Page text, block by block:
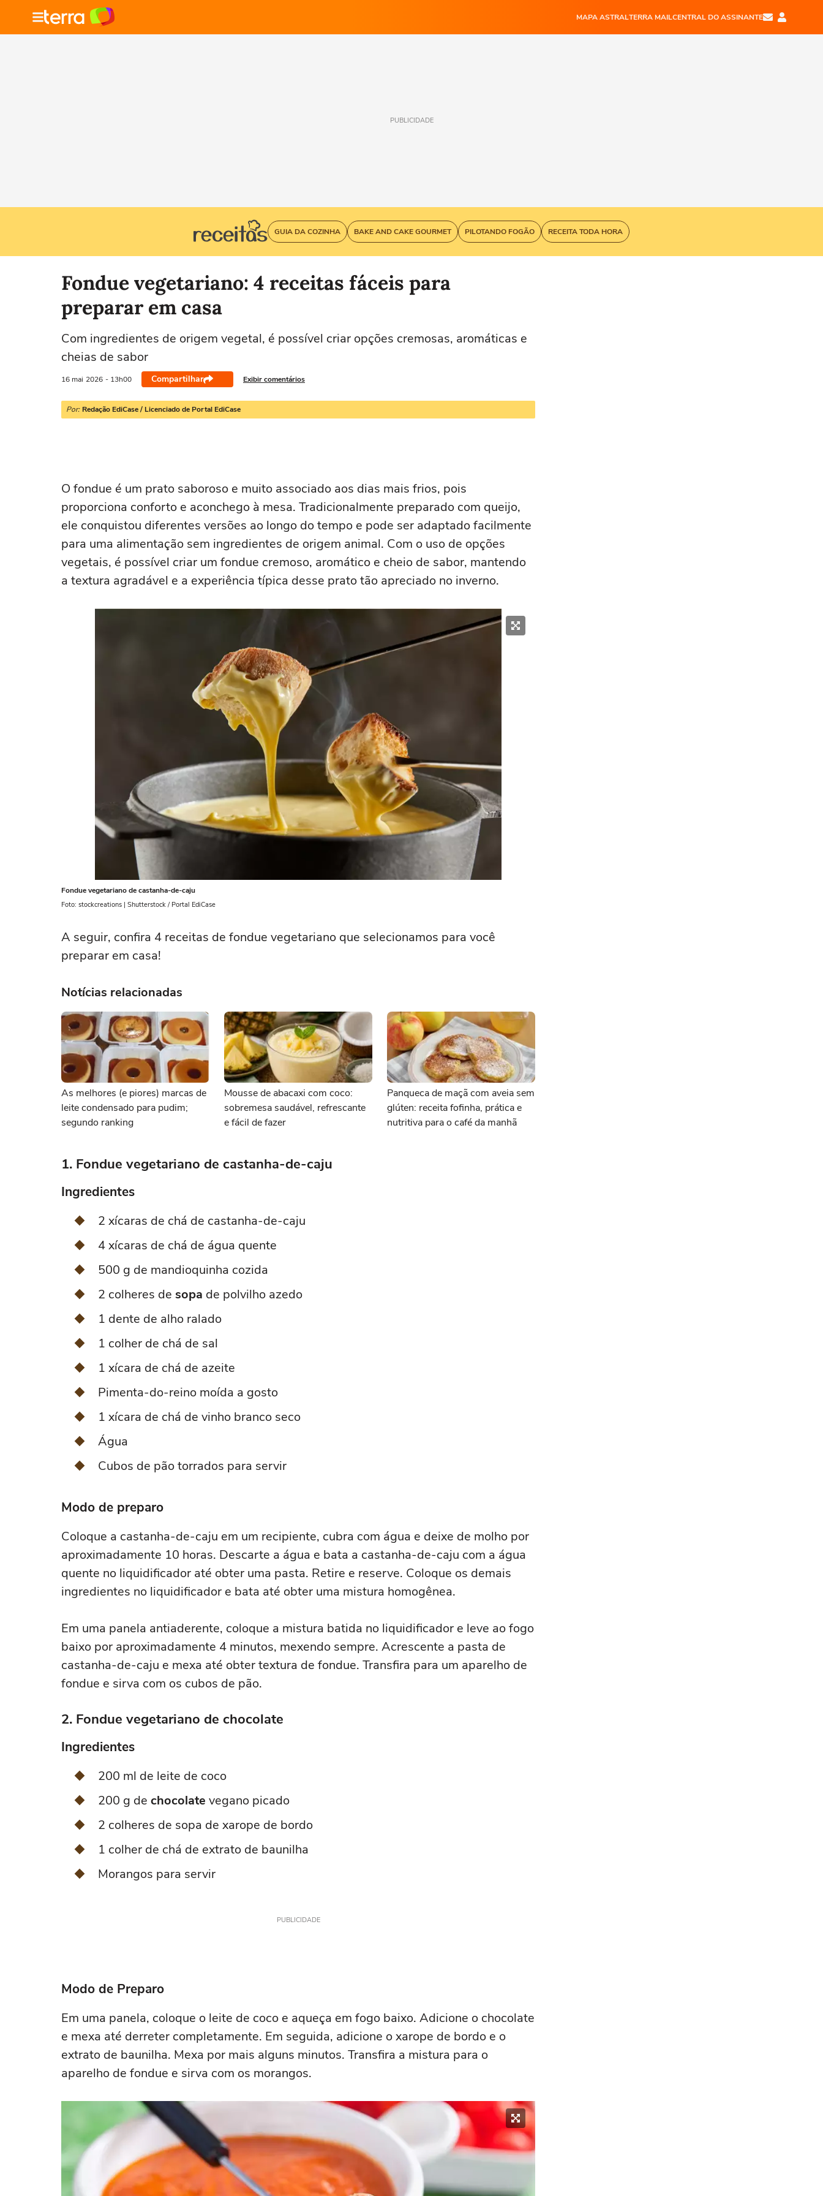
MAPA ASTRALTERRA MAILCENTRAL DO ASSINANTE
PUBLICIDADE
GUIA DA COZINHA BAKE AND CAKE GOURMET PILOTANDO FOGÃO RECEITA TODA HORA
Fondue vegetariano: 4 receitas fáceis para
preparar em casa
Com ingredientes de origem vegetal, é possível criar opções cremosas, aromáticas e
cheias de sabor
16 mai 2026 - 13h00 Compartilhar Exibir comentários
Por: Redação EdiCase / Licenciado de Portal EdiCase
O fondue é um prato saboroso e muito associado aos dias mais frios, pois
proporciona conforto e aconchego à mesa. Tradicionalmente preparado com queijo,
ele conquistou diferentes versões ao longo do tempo e pode ser adaptado facilmente
para uma alimentação sem ingredientes de origem animal. Com o uso de opções
vegetais, é possível criar um fondue cremoso, aromático e cheio de sabor, mantendo
a textura agradável e a experiência típica desse prato tão apreciado no inverno.
Fondue vegetariano de castanha-de-caju
Foto: stockcreations | Shutterstock / Portal EdiCase
A seguir, confira 4 receitas de fondue vegetariano que selecionamos para você
preparar em casa!
Notícias relacionadas
As melhores (e piores) marcas de
leite condensado para pudim;
segundo ranking
Mousse de abacaxi com coco:
sobremesa saudável, refrescante
e fácil de fazer
Panqueca de maçã com aveia sem
glúten: receita fofinha, prática e
nutritiva para o café da manhã
1. Fondue vegetariano de castanha-de-caju
Ingredientes
2 xícaras de chá de castanha-de-caju
4 xícaras de chá de água quente
500 g de mandioquinha cozida
2 colheres de sopa de polvilho azedo
1 dente de alho ralado
1 colher de chá de sal
1 xícara de chá de azeite
Pimenta-do-reino moída a gosto
1 xícara de chá de vinho branco seco
Água
Cubos de pão torrados para servir
Modo de preparo
Coloque a castanha-de-caju em um recipiente, cubra com água e deixe de molho por
aproximadamente 10 horas. Descarte a água e bata a castanha-de-caju com a água
quente no liquidificador até obter uma pasta. Retire e reserve. Coloque os demais
ingredientes no liquidificador e bata até obter uma mistura homogênea.
Em uma panela antiaderente, coloque a mistura batida no liquidificador e leve ao fogo
baixo por aproximadamente 4 minutos, mexendo sempre. Acrescente a pasta de
castanha-de-caju e mexa até obter textura de fondue. Transfira para um aparelho de
fondue e sirva com os cubos de pão.
2. Fondue vegetariano de chocolate
Ingredientes
200 ml de leite de coco
200 g de chocolate vegano picado
2 colheres de sopa de xarope de bordo
1 colher de chá de extrato de baunilha
Morangos para servir
PUBLICIDADE
Modo de Preparo
Em uma panela, coloque o leite de coco e aqueça em fogo baixo. Adicione o chocolate
e mexa até derreter completamente. Em seguida, adicione o xarope de bordo e o
extrato de baunilha. Mexa por mais alguns minutos. Transfira a mistura para o
aparelho de fondue e sirva com os morangos.